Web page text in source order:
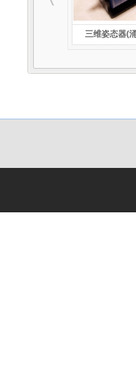
三维姿态器(